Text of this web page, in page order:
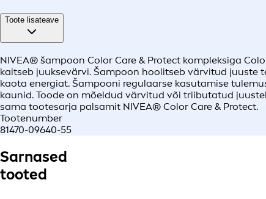
Toote lisateave
NIVEA® šampoon Color Care & Protect kompleksiga
kaitseb juuksevärvi. Šampoon hoolitseb värvitud juuste
kaota energiat. Šampooni regulaarse kasutamise
kaunid. Toode on mõeldud värvitud või triibutatud
sama tootesarja palsamit NIVEA® Color Care & Protect.
Tootenumber
81470-09640-55
Sarnased
tooted